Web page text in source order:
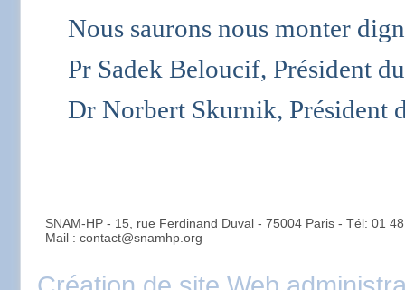
Nous saurons nous monter
Pr Sadek Beloucif, Président
Dr Norbert Skurnik, Président
SNAM-HP - 15, rue Ferdinand Duval - 75004 Paris - Tél: 01
Mail : contact@snamhp.org